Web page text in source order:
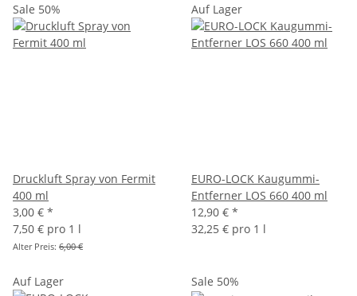
Sale 50%
Druckluft Spray von Fermit
400 ml
3,00 € *
7,50 € pro 1 l
Alter Preis: 6,00 €
Auf Lager
EURO-LOCK Kaugummi-
Entferner LOS 660 400 ml
12,90 € *
32,25 € pro 1 l
Auf Lager Sale 50%